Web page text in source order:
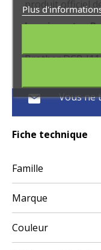
produit officiel
Imprimantes
Brother DCP-
Brother DCP-
mail
Vous ne
Fiche technique
Famille
Marque
Couleur
Plus